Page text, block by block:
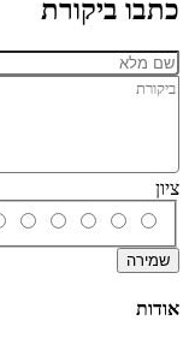
כתבו ביקורת
ציון
שמירה
אודות